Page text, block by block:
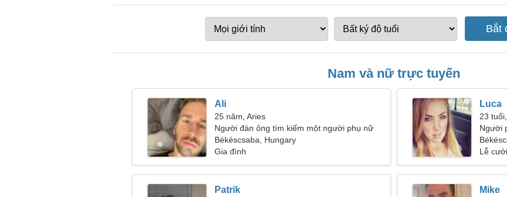
Nam và nữ trực tuyến
Ali
25 năm, Aries
Người đàn ông tìm kiếm một người phụ nữ
21-29
Békéscsaba, Hungary
Gia đình
Luca
23
Người
Lễ cưới
Patrik Mike